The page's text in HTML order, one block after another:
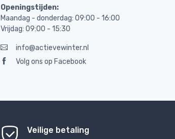
Openingstijden:
Maandag - donderdag: 09:00 - 16:00
Vrijdag: 09:00 - 15:30
info@actievewinter.nl
Volg ons op Facebook
Veilige betaling